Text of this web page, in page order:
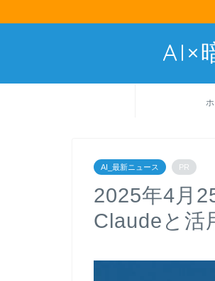
AI×
AI_最新ニュース PR
2025年4月
Claudeと活